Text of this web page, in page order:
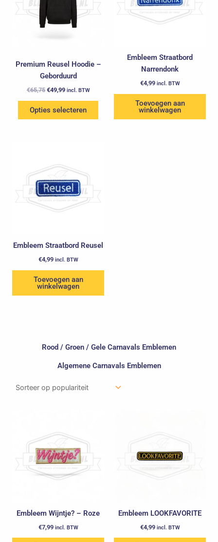
Premium Reusel Hoodie –
Geborduurd
€65,75 €49,99 incl. BTW
Opties selecteren
variaties.
Deze
optie
worden
op
de
productpagina
Embleem Straatbord
Narrendonk
€4,99 incl. BTW
Toevoegen aan
winkelwagen
Embleem Straatbord Reusel
€4,99 incl. BTW
Toevoegen aan
winkelwagen
Rood / Groen / Gele Carnavals Emblemen
Algemene Carnavals Emblemen
Embleem Wijntje? – Roze
€7,99 incl. BTW
Embleem LOOKFAVORITE
€4,99 incl. BTW